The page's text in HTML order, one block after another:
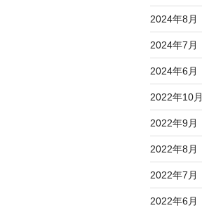
2024年8月
2024年7月
2024年6月
2022年10月
2022年9月
2022年8月
2022年7月
2022年6月